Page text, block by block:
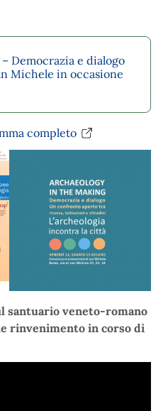
Democrazia e dialogo
Michele in occasione
completo
santuario veneto-romano
rinvenimento in corso di